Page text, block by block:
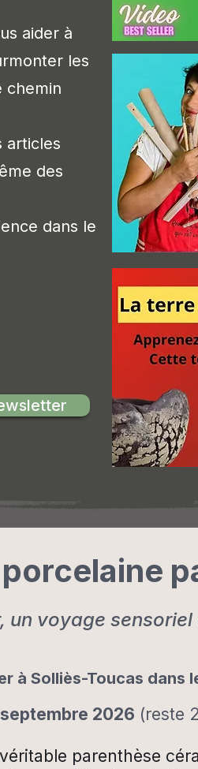
aider à
er les
chemin
articles
des
dans le
un voyage
à Solliès-Toucas dans
2026 (reste
parenthèse